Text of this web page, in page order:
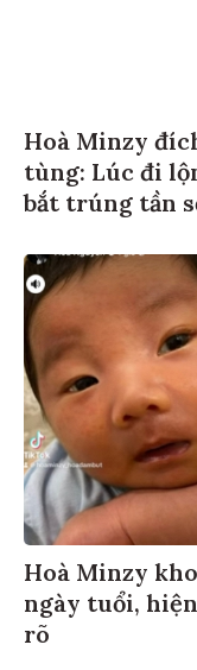
Hoà Minzy
tùng: Lúc đi
bắt trúng tần
Hoà Minzy
ngày tuổi,
rõ